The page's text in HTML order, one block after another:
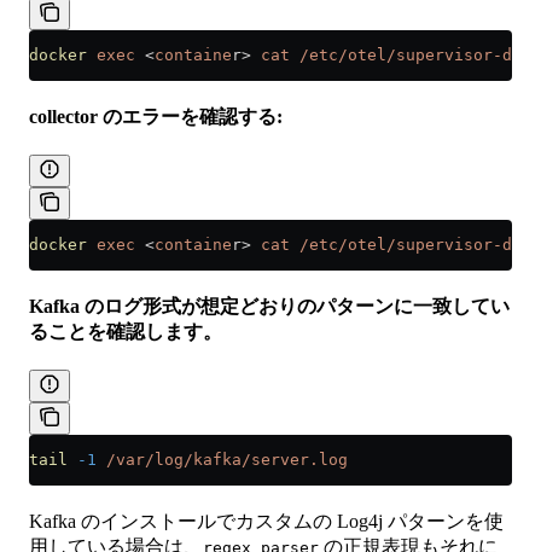
docker exec <containe r> cat /etc/otel/supervisor-
collector のエラーを確認する:
docker exec <containe r> cat /etc/otel/supervisor-
Kafka のログ形式が想定どおりのパターンに一致してい
ることを確認します。
tail -1 /var/log/kafka/server.log
Kafka のインストールでカスタムの Log4j パターンを使
用している場合は、
regex_parser の正規表現もそれに